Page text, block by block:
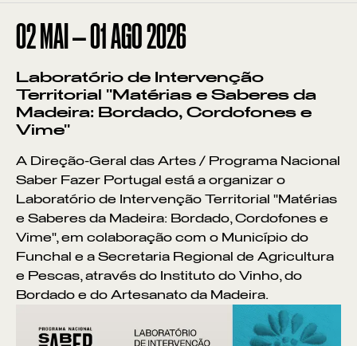
02MAI—01AGO2026
Laboratório de Intervenção
Territorial "Matérias e Saberes da
Madeira: Bordado, Cordofones e
Vime"
A Direção-Geral das Artes / Programa Nacional
Saber Fazer Portugal está a organizar o
Laboratório de Intervenção Territorial "Matérias
e Saberes da Madeira: Bordado, Cordofones e
Vime", em colaboração com o Município do
Funchal e a Secretaria Regional de Agricultura
e Pescas, através do Instituto do Vinho, do
Bordado e do Artesanato da Madeira.